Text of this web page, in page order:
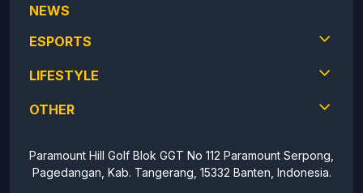
NEWS
ESPORTS
LIFESTYLE
OTHER
Paramount Hill Golf Blok GGT No 112 Paramount Serpong,
Pagedangan, Kab. Tangerang, 15332 Banten, Indonesia.